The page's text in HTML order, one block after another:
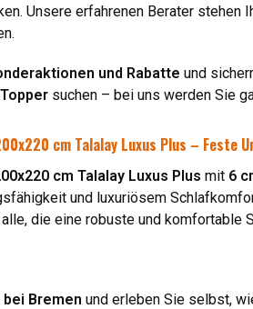
Unsere erfahrenen Berater stehen
und Rabatte und
Topper suchen – bei uns werden Sie
cm Talalay Luxus Plus –
cm Talalay Luxus Plus mit 6
und luxuriösem
die eine robuste und komfortable
bei Bremen und erleben Sie selbst,